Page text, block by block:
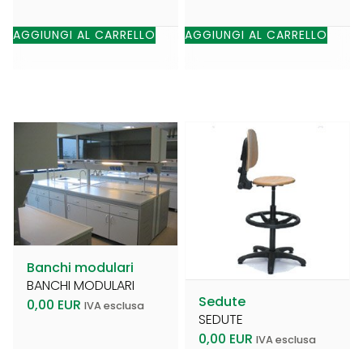
AGGIUNGI AL CARRELLO AGGIUNGI AL CARRELLO
Banchi modulari
BANCHI MODULARI
0,00 EUR IVA esclusa
Sedute
SEDUTE
0,00 EUR IVA esclusa